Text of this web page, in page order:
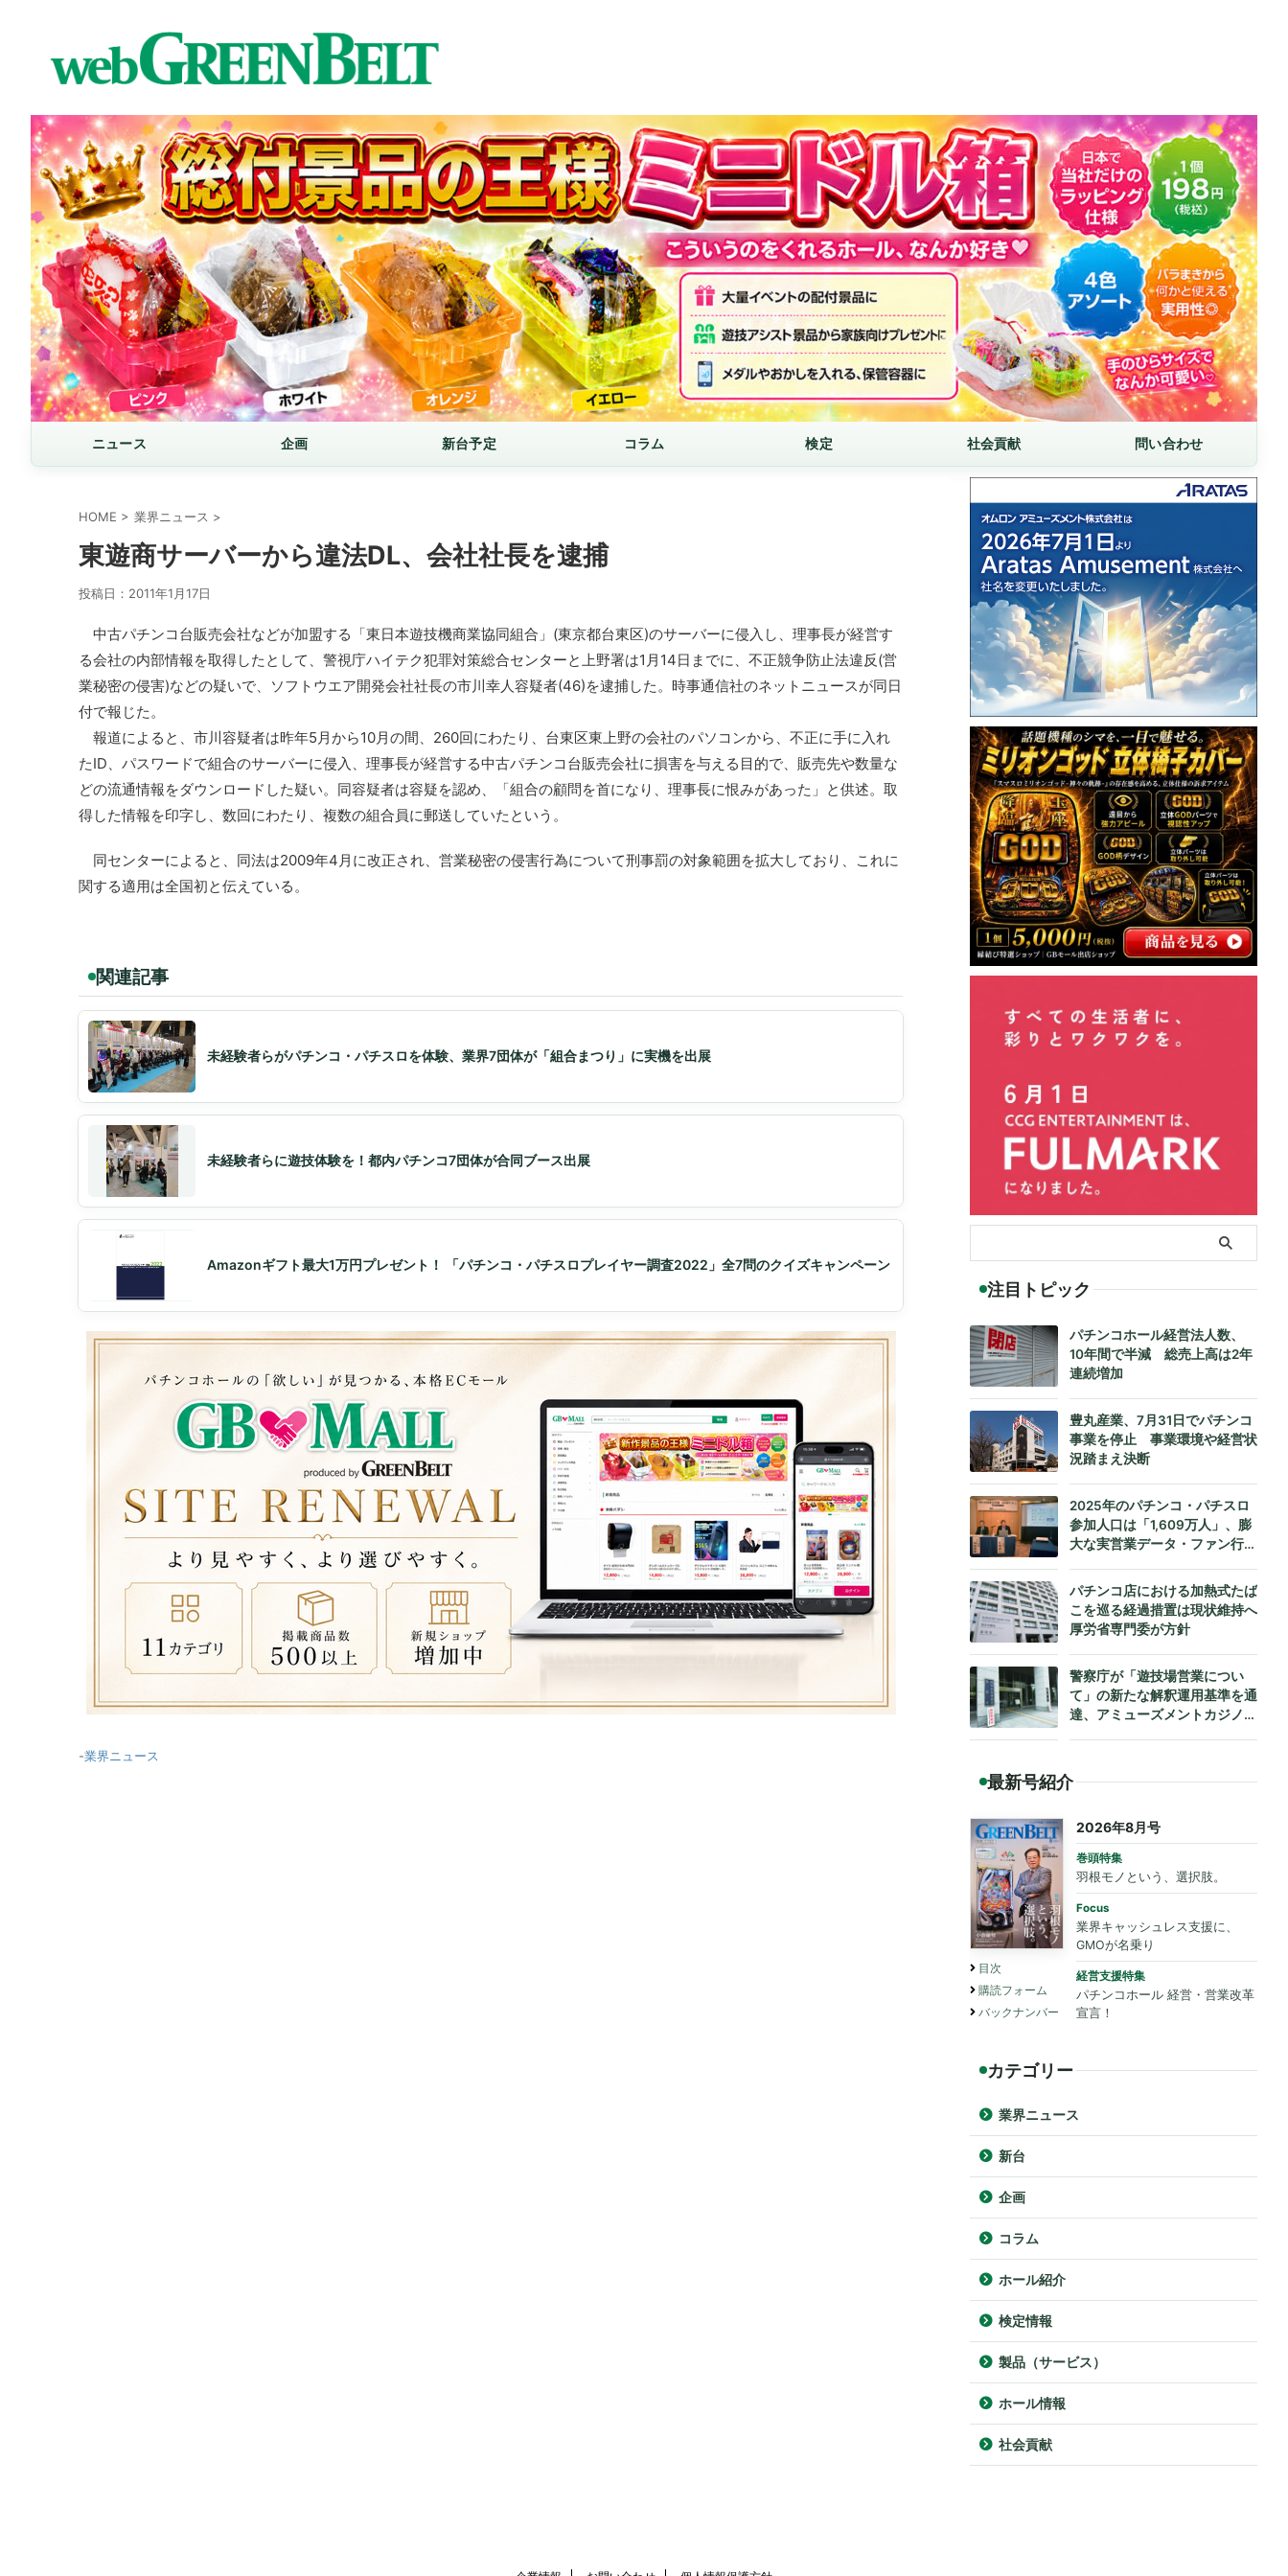
ニュース 企画 新台予定 コラム 検定 社会貢献 問い合わせ
HOME > 業界ニュース >
東遊商サーバーから違法DL、会社社長を逮捕
投稿日： 2011年1月17日
中古パチンコ台販売会社などが加盟する「東日本遊技機商業協同組合」(東京都台東区)のサーバーに侵入し、理事長が経営す
る会社の内部情報を取得したとして、警視庁ハイテク犯罪対策総合センターと上野署は1月14日までに、不正競争防止法違反(営
業秘密の侵害)などの疑いで、ソフトウエア開発会社社長の市川幸人容疑者(46)を逮捕した。時事通信社のネットニュースが同日
付で報じた。
報道によると、市川容疑者は昨年5月から10月の間、260回にわたり、台東区東上野の会社のパソコンから、不正に手に入れ
たID、パスワードで組合のサーバーに侵入、理事長が経営する中古パチンコ台販売会社に損害を与える目的で、販売先や数量な
どの流通情報をダウンロードした疑い。同容疑者は容疑を認め、「組合の顧問を首になり、理事長に恨みがあった」と供述。取
得した情報を印字し、数回にわたり、複数の組合員に郵送していたという。
同センターによると、同法は2009年4月に改正され、営業秘密の侵害行為について刑事罰の対象範囲を拡大しており、これに
関する適用は全国初と伝えている。
関連記事
未経験者らがパチンコ・パチスロを体験、業界7団体が「組合まつり」に実機を出展
未経験者らに遊技体験を！都内パチンコ7団体が合同ブース出展
Amazonギフト最大1万円プレゼント！ 「パチンコ・パチスロプレイヤー調査2022」全7問のクイズキャンペーン
-業界ニュース
注目トピック
パチンコホール経営法人数、
10年間で半減 総売上高は2年
連続増加
豊丸産業、7月31日でパチンコ
事業を停止 事業環境や経営状
況踏まえ決断
2025年のパチンコ・パチスロ
参加人口は「1,609万人」、膨
大な実営業データ・ファン行動
公式発表
パチンコ店における加熱式たば
こを巡る経過措置は現状維持へ
厚労省専門委が方針
警察庁が「遊技場営業につい
て」の新たな解釈運用基準を通
達、アミューズメントカジノへ
最新号紹介
目次
購読フォーム
バックナンバー
2026年8月号
巻頭特集
羽根モノという、選択肢。
Focus
業界キャッシュレス支援に、
GMOが名乗り
経営支援特集
パチンコホール 経営・営業改革
宣言！
カテゴリー
業界ニュース
新台
企画
コラム
ホール紹介
検定情報
製品（サービス）
ホール情報
社会貢献